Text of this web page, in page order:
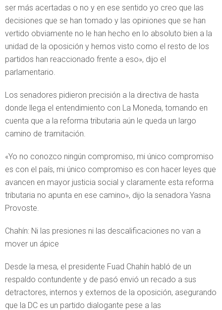
ser más acertadas o no y en ese sentido yo creo que las
decisiones que se han tomado y las opiniones que se han
vertido obviamente no le han hecho en lo absoluto bien a la
unidad de la oposición y hemos visto como el resto de los
partidos han reaccionado frente a eso», dijo el
parlamentario.
Los senadores pidieron precisión a la directiva de hasta
donde llega el entendimiento con La Moneda, tomando en
cuenta que a la reforma tributaria aún le queda un largo
camino de tramitación.
«Yo no conozco ningún compromiso, mi único compromiso
es con el país, mi único compromiso es con hacer leyes que
avancen en mayor justicia social y claramente esta reforma
tributaria no apunta en ese camino», dijo la senadora Yasna
Provoste.
Chahín: Ni las presiones ni las descalificaciones no van a
mover un ápice
Desde la mesa, el presidente Fuad Chahín habló de un
respaldo contundente y de pasó envió un recado a sus
detractores, internos y externos de la oposición, asegurando
que la DC es un partido dialogante pese a las